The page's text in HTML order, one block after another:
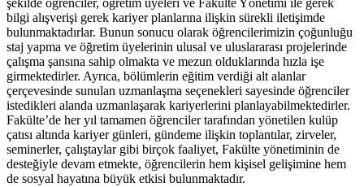
şekilde öğrenciler, öğretim üyeleri ve Fakülte Yönetimi ile gerek
bilgi alışverişi gerek kariyer planlarına ilişkin sürekli iletişimde
bulunmaktadırlar. Bunun sonucu olarak öğrencilerimizin çoğunluğu
staj yapma ve öğretim üyelerinin ulusal ve uluslararası projelerinde
çalışma şansına sahip olmakta ve mezun olduklarında hızla işe
girmektedirler. Ayrıca, bölümlerin eğitim verdiği alt alanlar
çerçevesinde sunulan uzmanlaşma seçenekleri sayesinde öğrenciler
istedikleri alanda uzmanlaşarak kariyerlerini planlayabilmektedirler.
Fakülte’de her yıl tamamen öğrenciler tarafından yönetilen kulüp
çatısı altında kariyer günleri, gündeme ilişkin toplantılar, zirveler,
seminerler, çalıştaylar gibi birçok faaliyet, Fakülte yönetiminin de
desteğiyle devam etmekte, öğrencilerin hem kişisel gelişimine hem
de sosyal hayatına büyük etkisi bulunmaktadır.